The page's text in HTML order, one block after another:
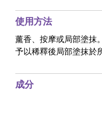
使用方法
薰香、按摩或局部塗抹
予以稀釋後局部塗抹於
成分